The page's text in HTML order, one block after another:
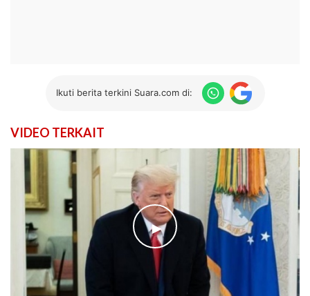
Ikuti berita terkini Suara.com di:
VIDEO TERKAIT
►